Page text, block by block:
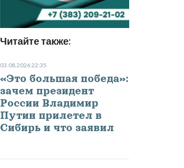
Читайте также:
03.08.2026 22:35
«Это большая победа»:
зачем президент
России Владимир
Путин прилетел в
Сибирь и что заявил